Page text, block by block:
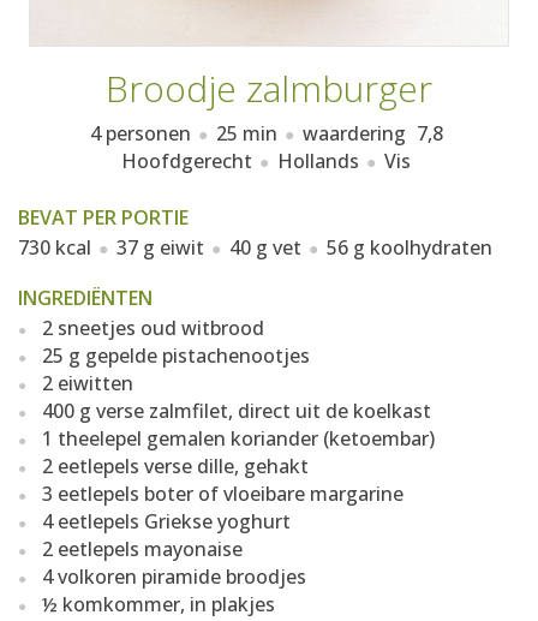
Broodje zalmburger
4 personen 25 min waardering 7,8
Hoofdgerecht
Hollands Vis
BEVAT PER PORTIE
730 kcal
37 g eiwit 40 g vet
56 g koolhydraten
INGREDIËNTEN
2 sneetjes oud witbrood
25 g gepelde pistachenootjes
2 eiwitten
400 g verse zalmfilet, direct uit de koelkast
1 theelepel gemalen koriander (ketoembar)
2 eetlepels verse dille, gehakt
3 eetlepels boter of vloeibare margarine
4 eetlepels Griekse yoghurt
2 eetlepels mayonaise
4 volkoren piramide broodjes
½ komkommer, in plakjes